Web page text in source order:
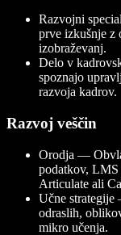
Razvojni
prve izkušnje z
izobraževanj.
Delo v
spoznajo
razvoja kadrov.
Razvoj veščin
Orodja —
podatkov, LMS
Articulate ali
Učne strategije
odraslih,
mikro učenja.